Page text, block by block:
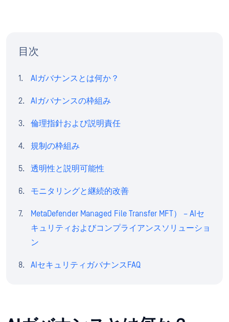
目次
AIガバナンスとは何か？
AIガバナンスの枠組み
倫理指針および説明責任
規制の枠組み
透明性と説明可能性
モニタリングと継続的改善
MetaDefender Managed File Transfer MFT） – AIセ
キュリティおよびコンプライアンスソリューショ
ン
AIセキュリティガバナンスFAQ